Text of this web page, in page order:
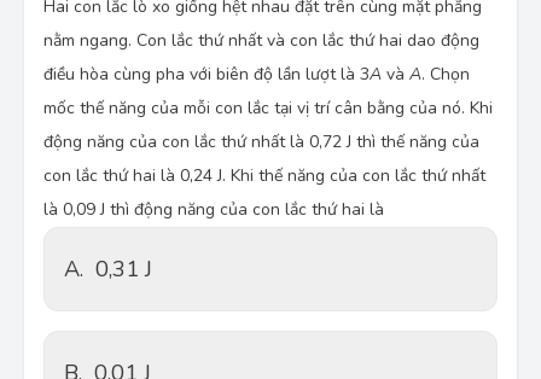
Hai con lắc lò xo giống hệt nhau đặt trên cùng mặt phẳng
nằm ngang. Con lắc thứ nhất và con lắc thứ hai dao động
điều hòa cùng pha với biên độ lần lượt là 3A và A. Chọn
mốc thế năng của mỗi con lắc tại vị trí cân bằng của nó. Khi
động năng của con lắc thứ nhất là 0,72 J thì thế năng của
con lắc thứ hai là 0,24 J. Khi thế năng của con lắc thứ nhất
là 0,09 J thì động năng của con lắc thứ hai là
A. 0,31 J
B. 0,01 J